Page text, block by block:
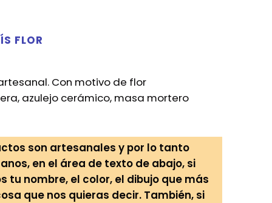
FLOR
Con motivo de flor
azulejo cerámico, masa mortero
son artesanales y por lo tanto
en el área de texto de abajo, si
tu nombre, el color, el dibujo que más
que nos quieras decir. También, si